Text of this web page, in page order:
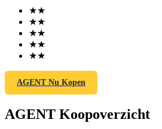
COIN-M-futures
★★
★★
★★
★★
★★
AGENT Nu Kopen
AGENT Koopoverzicht